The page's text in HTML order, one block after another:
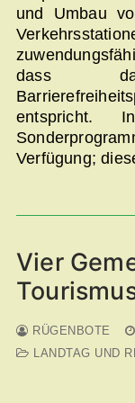
und Umbau
dass
entspricht.
Verfügung;
Vier
RÜGENBOTE
LANDTAG UND